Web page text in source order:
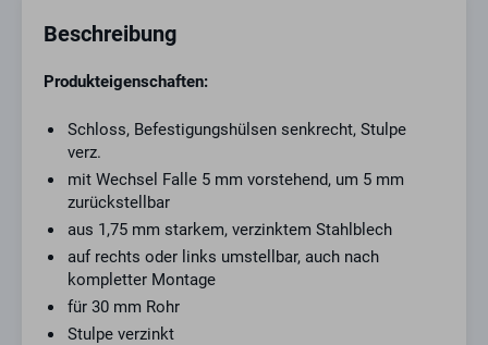
Beschreibung
Produkteigenschaften:
Schloss, Befestigungshülsen senkrecht, Stulpe
verz.
mit Wechsel Falle 5 mm vorstehend, um 5 mm
zurückstellbar
aus 1,75 mm starkem, verzinktem Stahlblech
auf rechts oder links umstellbar, auch nach
kompletter Montage
für 30 mm Rohr
Stulpe verzinkt